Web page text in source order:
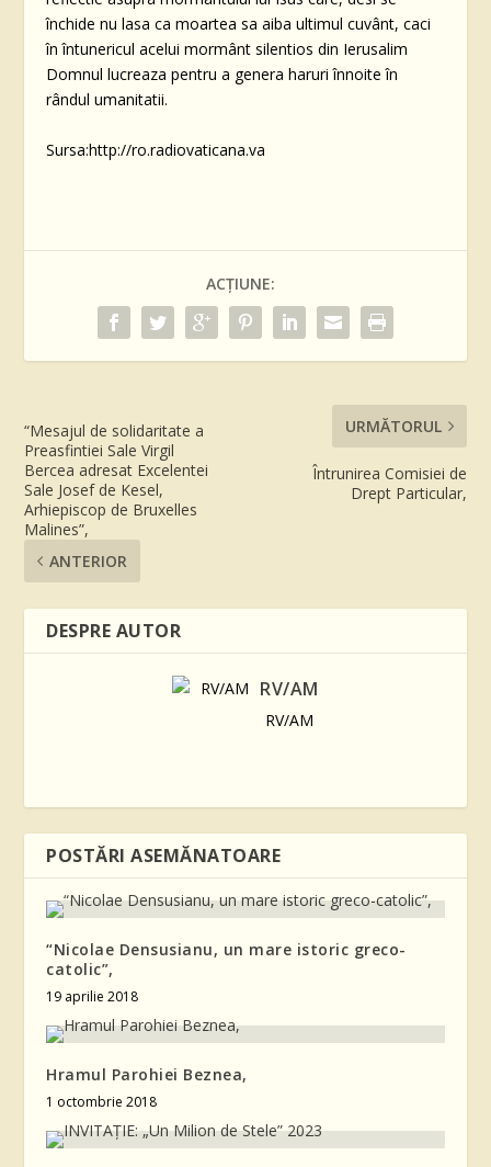
închide nu lasa ca moartea sa aiba ultimul cuvânt, caci
în întunericul acelui mormânt silentios din Ierusalim
Domnul lucreaza pentru a genera haruri înnoite în
rândul umanitatii.
Sursa:http://ro.radiovaticana.va
ACȚIUNE:
“Mesajul de solidaritate a
Preasfintiei Sale Virgil
Bercea adresat Excelentei
Sale Josef de Kesel,
Arhiepiscop de Bruxelles
Malines”,
ANTERIOR
URMĂTORUL
Întrunirea Comisiei de
Drept Particular,
DESPRE AUTOR
RV/AM
RV/AM
POSTĂRI ASEMĂNATOARE
“Nicolae Densusianu, un mare istoric greco-
catolic”,
19 aprilie 2018
Hramul Parohiei Beznea,
1 octombrie 2018